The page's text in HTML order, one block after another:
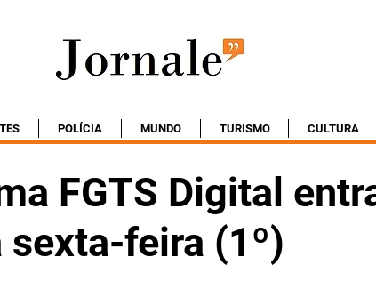
POLÍCIA MUNDO TURISMO CULTURA
FGTS Digital
feira (1º)